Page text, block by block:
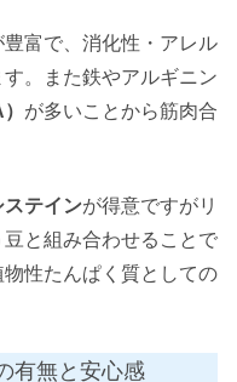
豊富で、消化性・アレル
。また鉄やアルギニン
が多いことから筋肉合
ステインが得意ですがリ
と組み合わせることで
性たんぱく質としての
有無と安心感